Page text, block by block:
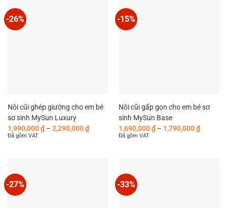
-26%
Nôi cũi ghép giường cho em bé
sơ sinh MySun Luxury
1,990,000₫ – 2,290,000₫Khoảng
giá:
Đã gồm VAT
-15%
Nôi cũi gấp gọn cho em bé sơ
sinh MySun Base
1,690,000₫ – 1,790,000₫Khoảng
giá:
Đã gồm VAT
-27% -33%